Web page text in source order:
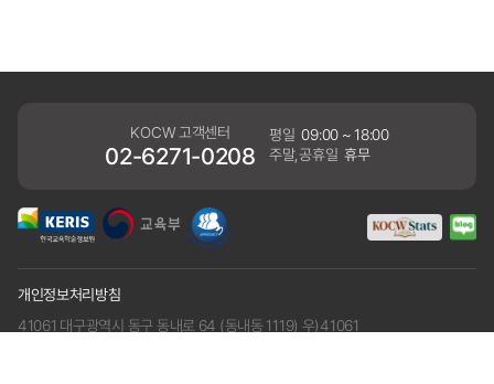
KOCW 고객센터
02-6271-0208
평일 09:00 ~ 18:00
주말,공휴일 휴무
개인정보처리방침
41061 대구광역시 동구 동내로 64 (동내동 1119) 우)41061